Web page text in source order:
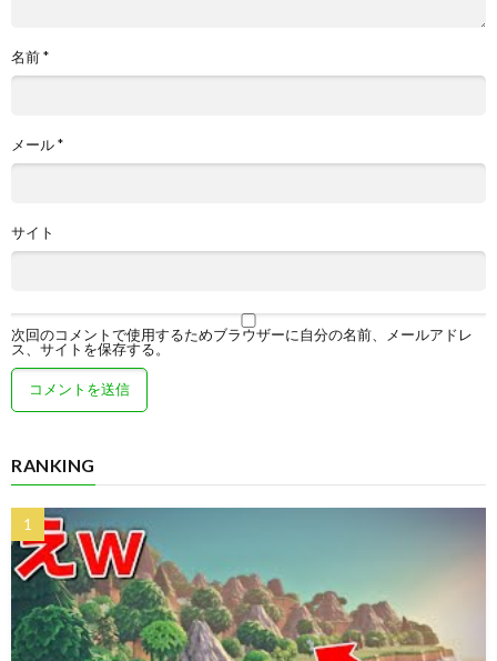
名前*
メール*
サイト
次回のコメントで使用するためブラウザーに自分の名前、メールアドレ
ス、サイトを保存する。
RANKING